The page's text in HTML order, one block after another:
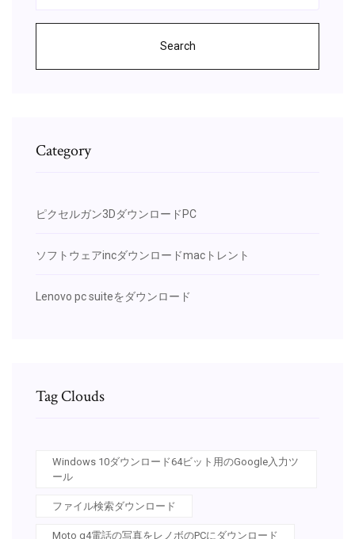
Search
Category
ピクセルガン3DダウンロードPC
ソフトウェアincダウンロードmacトレント
Lenovo pc suiteをダウンロード
Tag Clouds
Windows 10ダウンロード64ビット用のGoogle入力ツ
ール
ファイル検索ダウンロード
Moto g4電話の写真をレノボのPCにダウンロード